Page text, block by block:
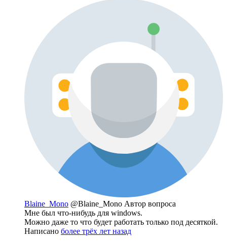
Blaine_Mono @Blaine_Mono Автор вопроса
Мне был что-нибудь для windows.
Можно даже то что будет работать только под десяткой.
Написано более трёх лет назад